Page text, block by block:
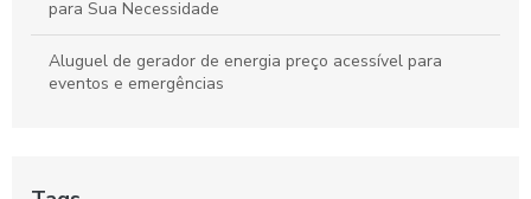
para Sua Necessidade
Aluguel de gerador de energia preço acessível para
eventos e emergências